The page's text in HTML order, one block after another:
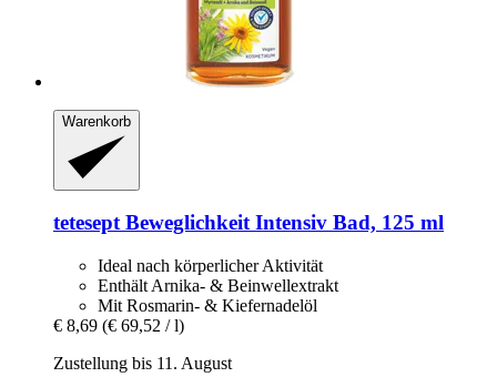
Warenkorb
teteseptBeweglichkeit Intensiv Bad, 125 ml
Ideal nach körperlicher Aktivität
Enthält Arnika- & Beinwellextrakt
Mit Rosmarin- & Kiefernadelöl
€ 8,69 (€ 69,52 / l)
Zustellung bis 11. August